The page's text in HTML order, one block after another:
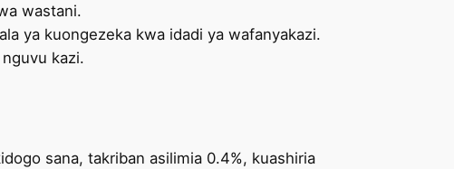
wastani.
ya kuongezeka kwa idadi ya wafanyakazi.
kazi.
sana, takriban asilimia 0.4%, kuashiria